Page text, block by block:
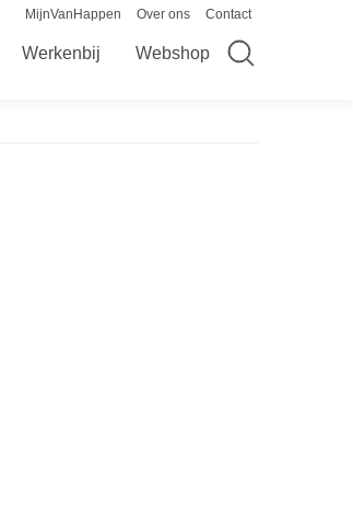
MijnVanHappen Over ons Contact
Werkenbij Webshop